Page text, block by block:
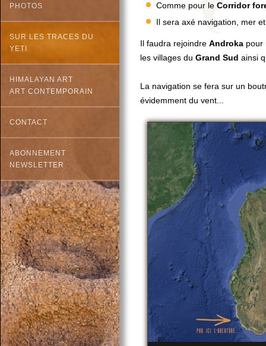
PHOTOS
SUR LES TRACES DU
YETI
HIMALAYAN ART
ART CONTEMPORAIN
CONTACT
ABONNEMENT
NEWSLETTER
Comme pour le Corridor
Il sera axé navigation, mer
Il faudra rejoindre Androka pour
les villages du Grand Sud ainsi
La navigation se fera sur un
évidemment du vent...